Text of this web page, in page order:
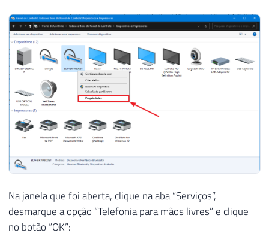
Na janela que foi aberta, clique na aba “Serviços”,
desmarque a opção “Telefonia para mãos livres” e clique
no botão “OK”: